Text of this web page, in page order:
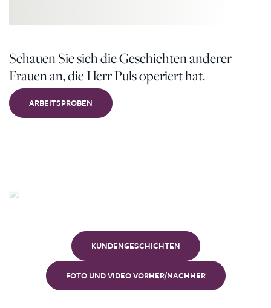
Schauen Sie sich die Geschichten anderer
Frauen an, die Herr Puls operiert hat.
ARBEITSPROBEN
KUNDENGESCHICHTEN
FOTO UND VIDEO VORHER/NACHHER